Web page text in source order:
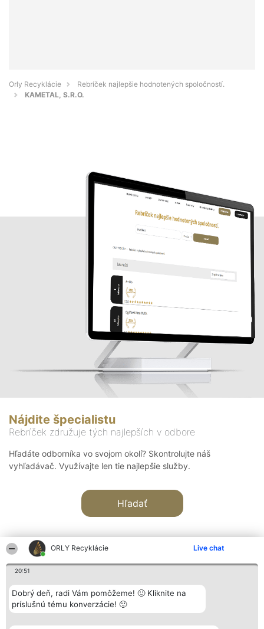
ORLY Recyklácie Live chat
20:51
Dobrý deň, radi Vám pomôžeme! 🙂 Kliknite na
príslušnú tému konverzácie! 🙂
Orly Recyklácie
Rebríček najlepšie hodnotených spoločností.
KAMETAL, S.R.O.
Nájdite špecialistu
Rebríček združuje tých najlepších v odbore
Hľadáte odborníka vo svojom okolí? Skontrolujte náš
vyhľadávač. Využívajte len tie najlepšie služby.
Hľadať
Organizátor hodnotenia
Bright Side Solutions sp. z o.
o. sp. k.
Wrocław 50-079
Hodnotenie
Laureáti
Lista
Laureatów
Kontakt
Kontakt